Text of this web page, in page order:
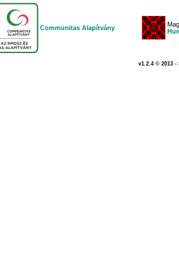
Communitas Alapítvány
v1.2.4 © 2013